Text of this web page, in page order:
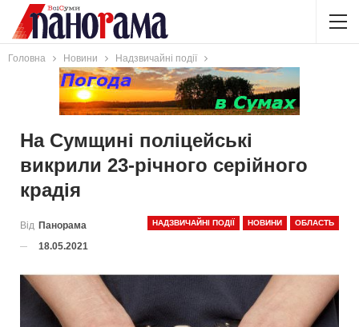
Головна Новини Надзвичайні події
На Сумщині поліцейські
викрили 23-річного серійного
крадія
НАДЗВИЧАЙНІ ПОДІЇ НОВИНИ ОБЛАСТЬ
Від Панорама
18.05.2021